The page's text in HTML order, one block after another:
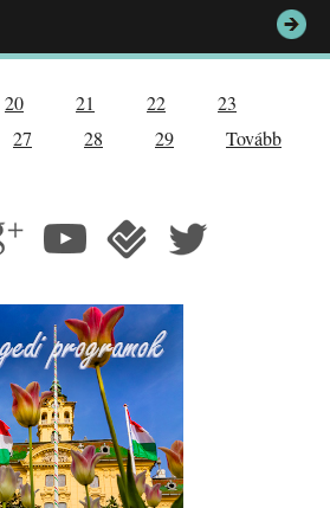
20 21 22
23
27 28 29
Tovább